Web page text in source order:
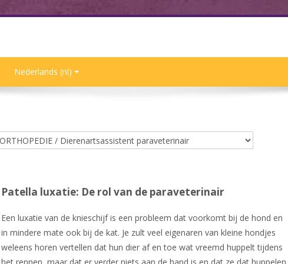
Nederlands ‎(nl)‎
Patella luxatie: De rol van de paraveterinair
Een luxatie van de knieschijf is een probleem dat voorkomt bij de hond en
in mindere mate ook bij de kat. Je zult veel eigenaren van kleine hondjes
weleens horen vertellen dat hun dier af en toe wat vreemd huppelt tijdens